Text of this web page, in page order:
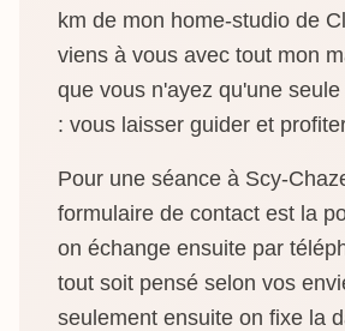
km de mon home-studio de
viens à vous avec tout mon
que vous n'ayez qu'une
: vous laisser guider et
Pour une séance à Scy-
formulaire de contact est la
on échange ensuite par
tout soit pensé selon vos
seulement ensuite on fixe la